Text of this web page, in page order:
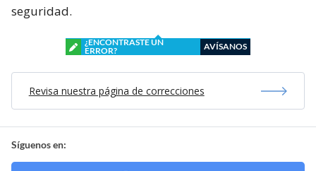
seguridad.
¿ENCONTRASTE UN
ERROR?
AVÍSANOS
Revisa nuestra página de correcciones
Síguenos en: